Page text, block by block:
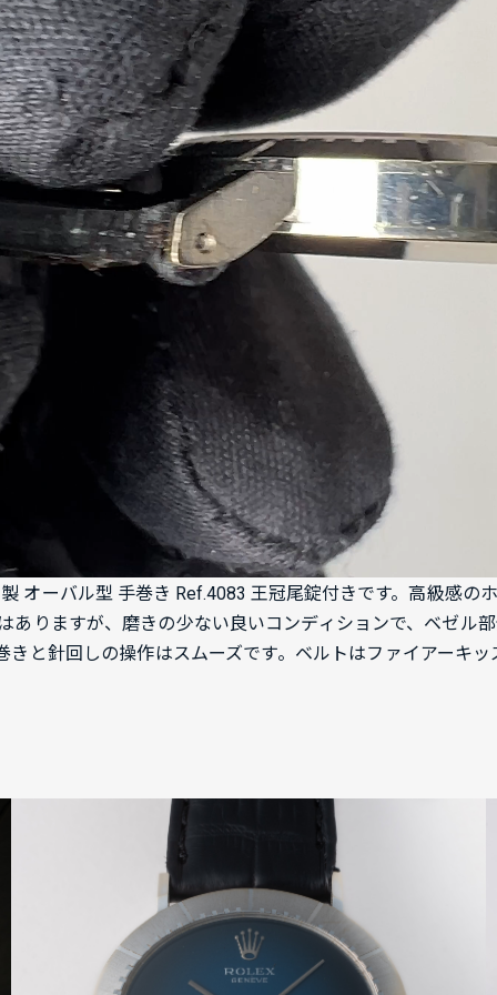
オーバル型 手巻き Ref.4083 王冠尾錠付きです。高級感の
ありますが、磨きの少ない良いコンディションで、ベゼル
と針回しの操作はスムーズです。ベルトはファイアーキ